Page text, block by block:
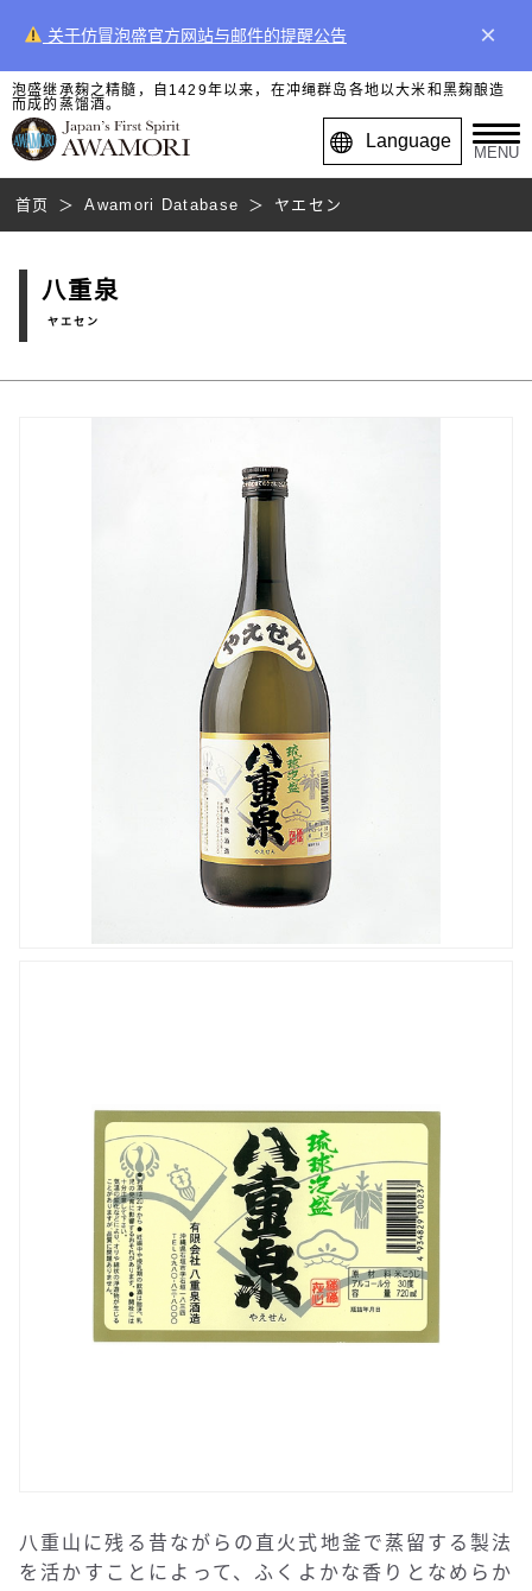
关于仿冒泡盛官方网站与邮件的提醒公告 ×
泡盛继承麹之精髓，自1429年以来，在冲绳群岛各地以大米和黑麹酿造
而成的蒸馏酒。
Language
MENU
首页 Awamori Database ヤエセン
八重泉
ヤエセン
八重山に残る昔ながらの直火式地釜で蒸留する製法
を活かすことによって、ふくよかな香りとなめらか